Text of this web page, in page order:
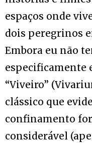
espaços onde
dois peregrinos
Embora eu não
especificamente
“Viveiro”
clássico que
confinamento
considerável